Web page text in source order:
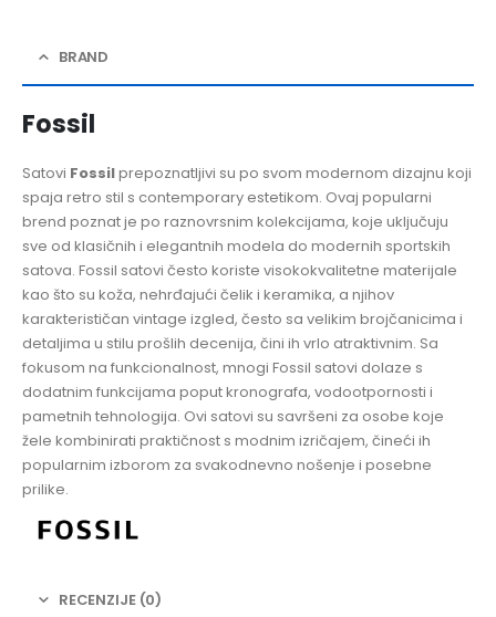
BRAND
Fossil
Satovi Fossilprepoznatljivi su po svom modernom dizajnu koji
spaja retro stil s contemporary estetikom. Ovaj popularni
brend poznat je po raznovrsnim kolekcijama, koje uključuju
sve od klasičnih i elegantnih modela do modernih sportskih
satova. Fossil satovi često koriste visokokvalitetne materijale
kao što su koža, nehrđajući čelik i keramika, a njihov
karakterističan vintage izgled, često sa velikim brojčanicima i
detaljima u stilu prošlih decenija, čini ih vrlo atraktivnim. Sa
fokusom na funkcionalnost, mnogi Fossil satovi dolaze s
dodatnim funkcijama poput kronografa, vodootpornosti i
pametnih tehnologija. Ovi satovi su savršeni za osobe koje
žele kombinirati praktičnost s modnim izričajem, čineći ih
popularnim izborom za svakodnevno nošenje i posebne
prilike.
RECENZIJE (0)